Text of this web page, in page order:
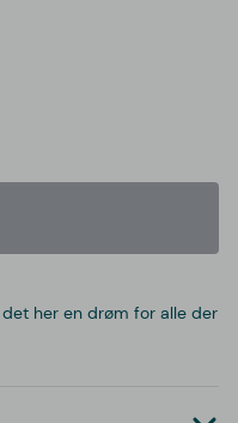
her en drøm for alle der